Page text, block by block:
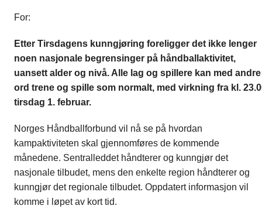
For:
Etter Tirsdagens kunngjøring foreligger det ikke lenger
noen nasjonale begrensinger på håndballaktivitet,
uansett alder og nivå. Alle lag og spillere kan med andre
ord trene og spille som normalt, med virkning fra kl.
tirsdag 1. februar.
Norges Håndballforbund vil nå se på hvordan
kampaktiviteten skal gjennomføres de kommende
månedene. Sentralleddet håndterer og kunngjør det
nasjonale tilbudet, mens den enkelte region håndterer og
kunngjør det regionale tilbudet. Oppdatert informasjon vil
komme i løpet av kort tid.